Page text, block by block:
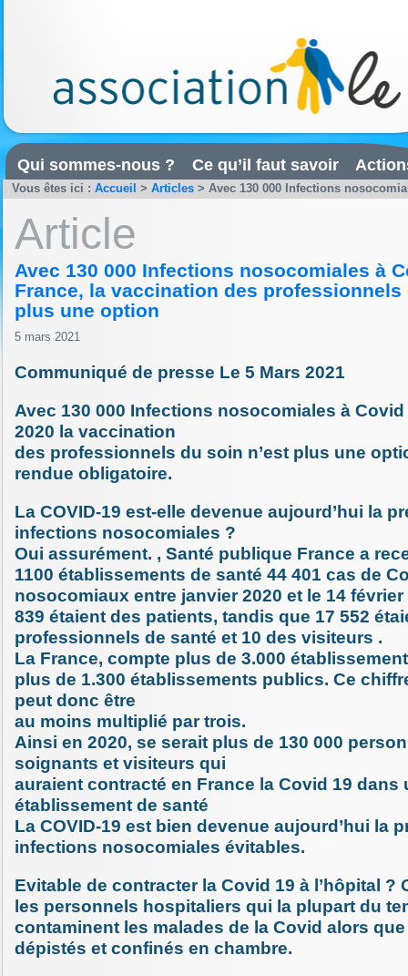
Qui sommes-nous ? Ce qu’il faut savoir
Vous êtes ici : Accueil > Articles > Avec 130 000 Infections
Article
Avec 130 000 Infections nosocomiales à
France, la vaccination des professionnels
plus une option
5 mars 2021
Communiqué de presse Le 5 Mars 2021
Avec 130 000 Infections nosocomiales à
2020 la vaccination
des professionnels du soin n’est plus une
rendue obligatoire.
La COVID-19 est-elle devenue aujourd’hui la
infections nosocomiales ?
Oui assurément. , Santé publique France a
1100 établissements de santé 44 401 cas de
nosocomiaux entre janvier 2020 et le 14 février
839 étaient des patients, tandis que 17 552
professionnels de santé et 10 des visiteurs .
La France, compte plus de 3.000
plus de 1.300 établissements publics. Ce
peut donc être
au moins multiplié par trois.
Ainsi en 2020, se serait plus de 130 000
soignants et visiteurs qui
auraient contracté en France la Covid 19 dans
établissement de santé
La COVID-19 est bien devenue aujourd’hui la
infections nosocomiales évitables.
Evitable de contracter la Covid 19 à l’hôpital ?
les personnels hospitaliers qui la plupart du
contaminent les malades de la Covid alors
dépistés et confinés en chambre.